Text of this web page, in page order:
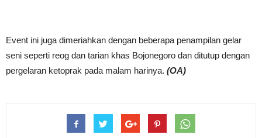
Event ini juga dimeriahkan dengan beberapa penampilan gelar
seni seperti reog dan tarian khas Bojonegoro dan ditutup dengan
pergelaran ketoprak pada malam harinya. (OA)